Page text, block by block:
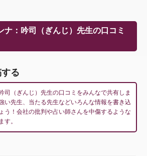
：吟司（ぎんじ）先生の口コミ
る
（ぎんじ）先生の口コミをみんなで共有しま
い先生、当たる先生などいろんな情報を書き込
う！会社の批判や占い師さんを中傷するような
す。